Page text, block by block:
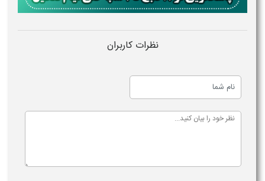
نظرات کاربران